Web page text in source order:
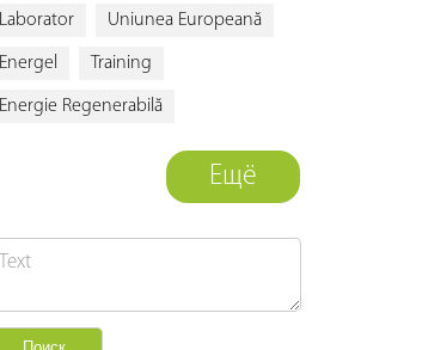
Laborator Uniunea Europeană
Energel Training
Energie Regenerabilă
Ещё